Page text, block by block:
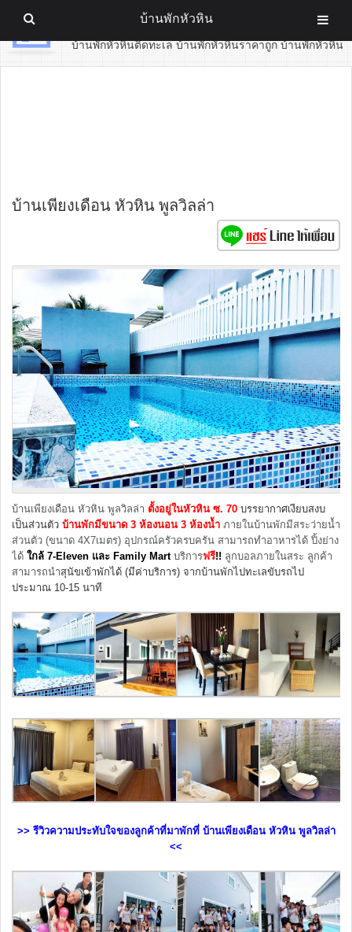
บ้านพักหัวหิน
บ้านพักหัวหินติดทะเล บ้านพักหัวหินราคาถูก บ้านพักหัวหิน
บ้านเพียงเดือน หัวหิน พูลวิลล่า
บ้านเพียงเดือน หัวหิน พูลวิลล่า ตั้งอยู่ในหัวหิน ซ. 70 บรรยากาศเงียบสงบ
เป็นส่วนตัว บ้านพักมีขนาด 3 ห้องนอน 3 ห้องน้ำ ภายในบ้านพักมีสระว่ายน้ำ
ส่วนตัว (ขนาด 4X7เมตร) อุปกรณ์ครัวครบครัน สามารถทำอาหารได้ ปิ้งย่าง
ได้ ใกล้ 7-Eleven และ Family Martบริการฟรี!! ลูกบอลภายในสระ ลูกค้า
สามารถนำสุนัขเข้าพักได้ (มีค่าบริการ) จากบ้านพักไปทะเลขับรถไป
ประมาณ 10-15 นาที
>> รีวิวความประทับใจของลูกค้าที่มาพักที่ บ้านเพียงเดือน หัวหิน พูลวิลล่า
<<
บ้านพักหัวหิน